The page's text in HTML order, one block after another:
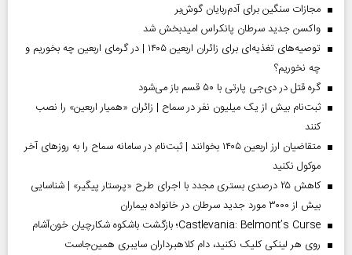
مجازات سنگین برای آدم‌ربایان گوش‌بر
واکسن جدید سرطان پانکراس امیدبخش شد
توصیه‌های تغذیه‌ای برای زائران اربعین ۱۴۰۵ | در گرمای اربعین چه بخوریم و
چه نخوریم؟
گره قتل در دی‌جی پارتی با ۵۰ قسم باز می‌شود
ثبت‌نام بیش از یک میلیون نفر در سماح | زائران «همیار اربعین» را نصب
کنند
متقاضیان ارز اربعین ۱۴۰۵ بخوانند | ثبت‌نام در سامانه سماح را به روز‌های آخر
موکول نکنید
کاهش ۲۵ درصدی بستری مجدد با اجرای طرح «پرستار پیگیر» | شناسایی
بیش از ۳۰۰۰ مورد جدید سرطان در خانواده بیماران
Castlevania: Belmont’s Curse؛ بازگشت باشکوه شکارچیان خون‌آشام
روی هر لینکی کلیک نکنید، دام کلاهبرداران سایبری همین‌جاست